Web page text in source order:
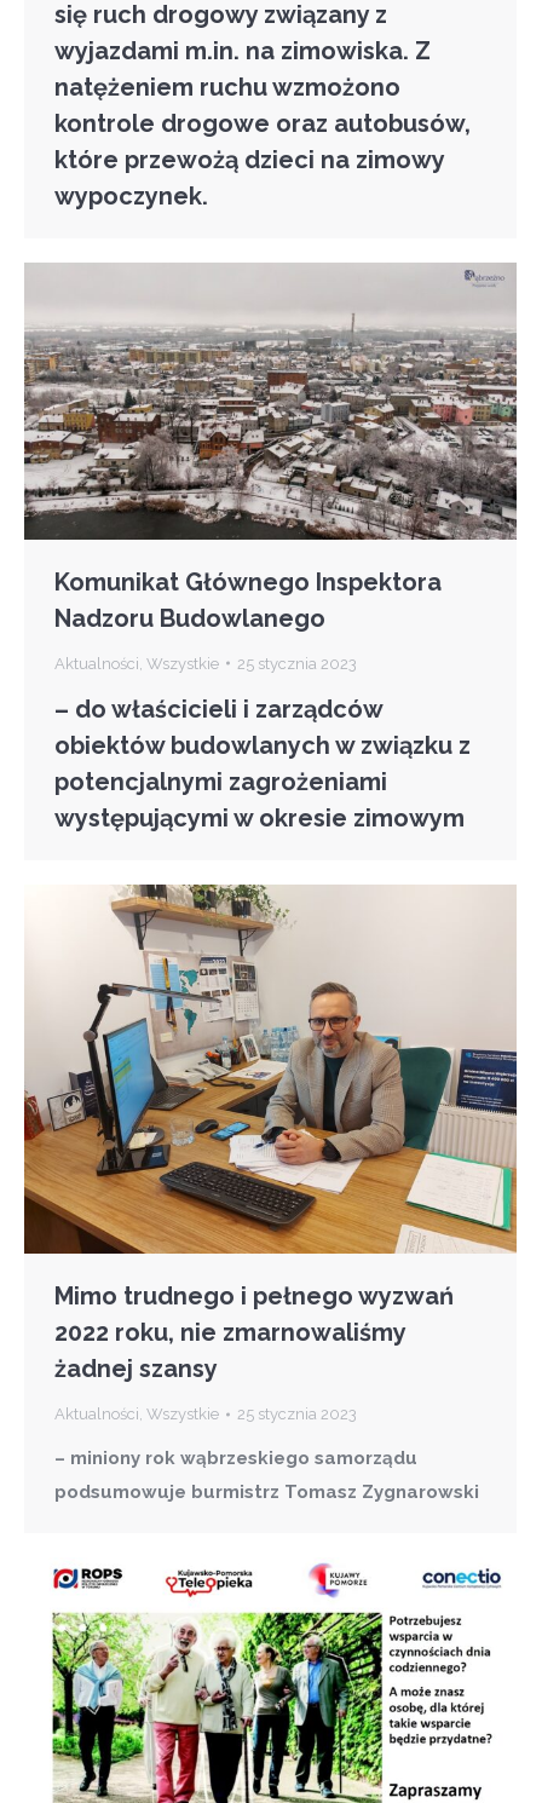
się ruch drogowy związany z
wyjazdami m.in. na zimowiska. Z
natężeniem ruchu wzmożono
kontrole drogowe oraz autobusów,
które przewożą dzieci na zimowy
wypoczynek.
Komunikat Głównego Inspektora
Nadzoru Budowlanego
Aktualności Wszystkie 25 stycznia 2023
– do właścicieli i zarządców
obiektów budowlanych w związku z
potencjalnymi zagrożeniami
występującymi w okresie zimowym
Mimo trudnego i pełnego wyzwań
2022 roku, nie zmarnowaliśmy
żadnej szansy
Aktualności, Wszystkie 25 stycznia 2023
– miniony rok wąbrzeskiego samorządu
podsumowuje burmistrz Tomasz Zygnarowski